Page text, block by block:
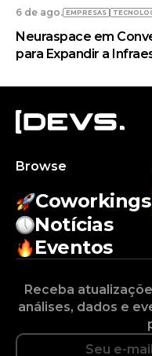
6 de ago. EMPRESAS
Neuraspace em
para Expandir a
Browse
Coworkings
Notícias
Eventos
Receba
análises, dados e